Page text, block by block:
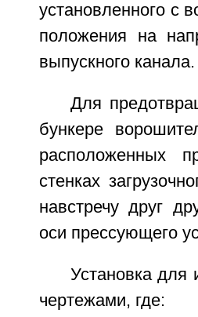
установленного с
положения на
выпускного канала.
Для
бункере
расположенных
стенках
навстречу друг
оси прессующего
Установка для
чертежами, где: